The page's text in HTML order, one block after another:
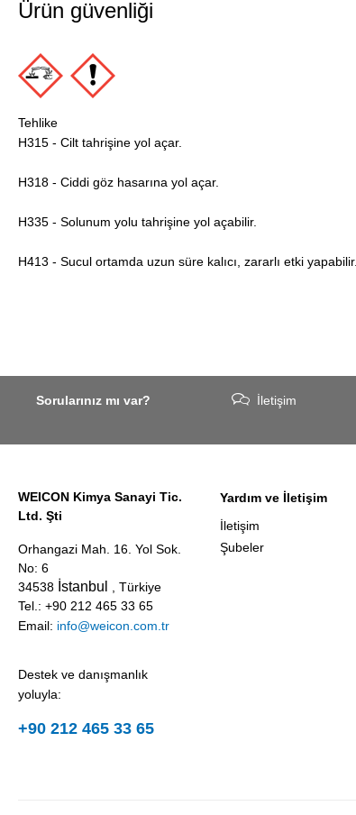
Ürün güvenliği
Tehlike
H315 - Cilt tahrişine yol açar.
H318 - Ciddi göz hasarına yol açar.
H335 - Solunum yolu tahrişine yol açabilir.
H413 - Sucul ortamda uzun süre kalıcı, zararlı etki yapabilir.
Sorularınız mı var? İletişim
WEICON Kimya Sanayi Tic.
Ltd. Şti
Orhangazi Mah. 16. Yol Sok.
No: 6
34538 İstanbul
, Türkiye
Tel.: +90 212 465 33 65
Email: info@weicon.com.tr
Destek ve danışmanlık
yoluyla:
+90 212 465 33 65
Yardım ve İletişim
İletişim
Şubeler